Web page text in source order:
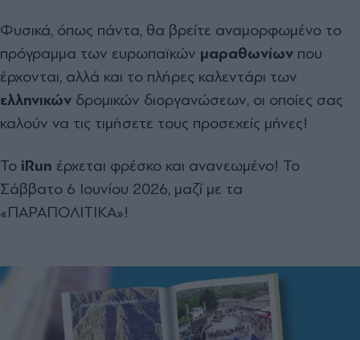
Φυσικά, όπως πάντα, θα βρείτε αναμορφωμένο το
πρόγραμμα των ευρωπαϊκών μαραθωνίων που
έρχονται, αλλά και το πλήρες καλεντάρι των
ελληνικών δρομικών διοργανώσεων, οι οποίες σας
καλούν να τις τιμήσετε τους προσεχείς μήνες!
Το iRun έρχεται φρέσκο και ανανεωμένο! Το
Σάββατο 6 Ιουνίου 2026, μαζί με τα
«ΠΑΡΑΠΟΛΙΤΙΚΑ»!